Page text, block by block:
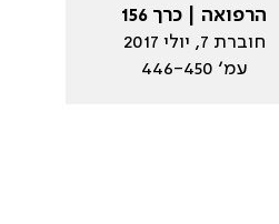
הרפואה | כרך 156
חוברת 7, יולי 2017
עמ׳ 446-450